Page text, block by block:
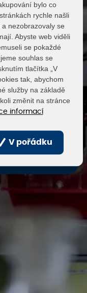
zóny
heslo
bylo co
rychle našli
nezobrazovaly se
Abyste web viděli
se pokaždé
souhlas se
tlačítka „V
tak, abychom
služby na základě
změnit na stránce
informací
V pořádku